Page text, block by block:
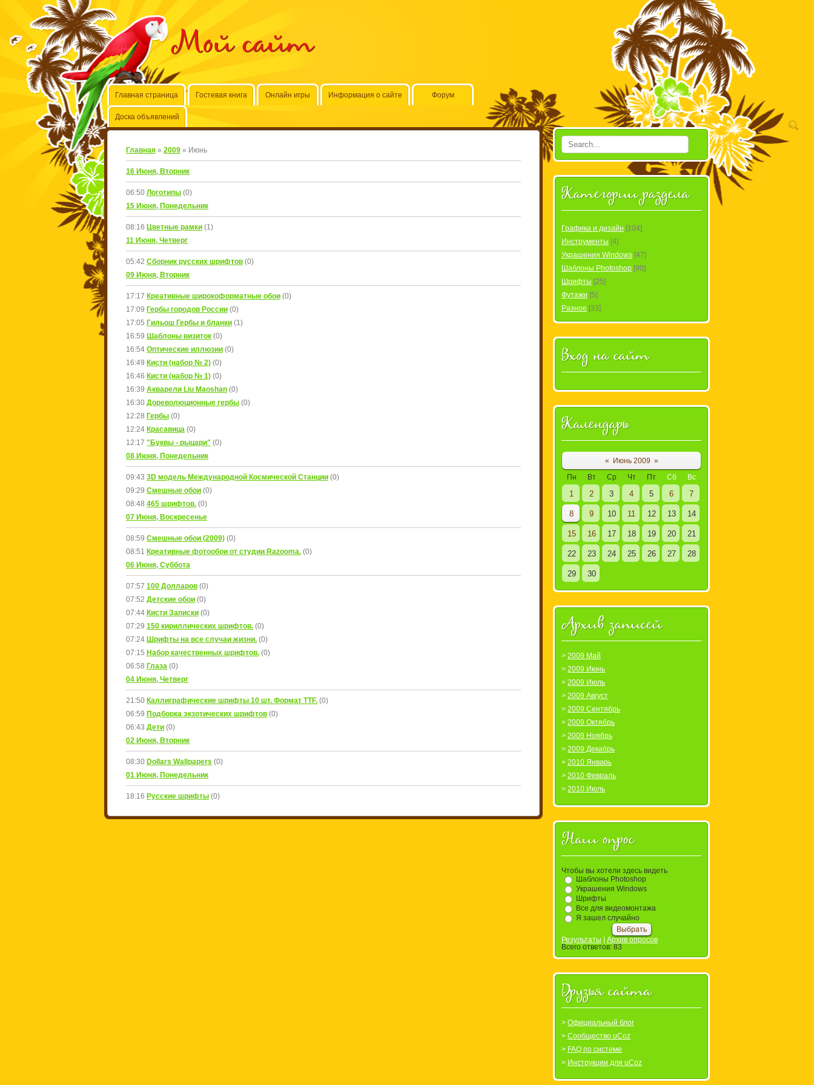
Мой сайт
Главная страница Гостевая книга Онлайн игры Информация о сайте Форум
Доска объявлений
Главная » 2009 » Июнь
16 Июня, Вторник
06:50 Логотипы (0)
15 Июня, Понедельник
08:16 Цветные рамки (1)
11 Июня, Четверг
05:42 Сборник русских шрифтов (0)
09 Июня, Вторник
17:17 Креативные широкоформатные обои (0)
17:09 Гербы городов России (0)
17:05 Гильош Гербы и бланки (1)
16:59 Шаблоны визиток (0)
16:54 Оптические иллюзии (0)
16:49 Кисти (набор № 2) (0)
16:46 Кисти (набор № 1) (0)
16:39 Акварели Liu Maoshan (0)
16:30 Дореволюционные гербы (0)
12:28 Гербы (0)
12:24 Красавица (0)
12:17 "Буквы - рыцари" (0)
08 Июня, Понедельник
09:43 3D модель Международной Космической Станции (0)
09:29 Смешные обои (0)
08:48 465 шрифтов. (0)
07 Июня, Воскресенье
08:59 Смешные обои (2009) (0)
08:51 Креативные фотообои от студии Razooma. (0)
06 Июня, Суббота
07:57 100 Долларов (0)
07:52 Детские обои (0)
07:44 Кисти Записки (0)
07:29 150 кириллических шрифтов. (0)
07:24 Шрифты на все случаи жизни. (0)
07:15 Набор качественных шрифтов. (0)
06:58 Глаза (0)
04 Июня, Четверг
21:50 Каллиграфические шрифты 10 шт. Формат TTF. (0)
06:59 Подборка экзотических шрифтов (0)
06:43 Дети (0)
02 Июня, Вторник
08:30 Dollars Wallpapers (0)
01 Июня, Понедельник
18:16 Русские шрифты (0)
Категории раздела
Графика и дизайн [104]
Инструменты [4]
Украшения Windows [47]
Шаблоны Photoshop [90]
Шрифты [25]
Футажи [5]
Разное [33]
Вход на сайт
Календарь
« Июнь 2009 »
Пн
Вт Ср Чт Пт Сб Вс
1 2 3 4 5 6 7
8 9 10 11 12 13 14
15 16 17 18 19 20 21
22 23 24 25 26 27 28
29 30
Архив записей
2009 Май
2009 Июнь
2009 Июль
2009 Август
2009 Сентябрь
2009 Октябрь
2009 Ноябрь
2009 Декабрь
2010 Январь
2010 Февраль
2010 Июль
Наш опрос
Чтобы вы хотели здесь видеть
Шаблоны Photoshop
Украшения Windows
Шрифты
Все для видеомонтажа
Я зашел случайно
Результаты
Архив опросов
Всего ответов: 83
Друзья сайта
Официальный блог
Сообщество uCoz
FAQ по системе
Инструкции для uCoz